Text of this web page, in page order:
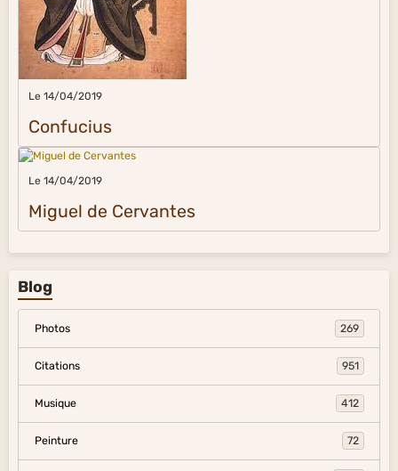
Le 14/04/2019
Confucius
Le 14/04/2019
Miguel de Cervantes
Blog
Photos 269
Citations 951
Musique 412
Peinture 72